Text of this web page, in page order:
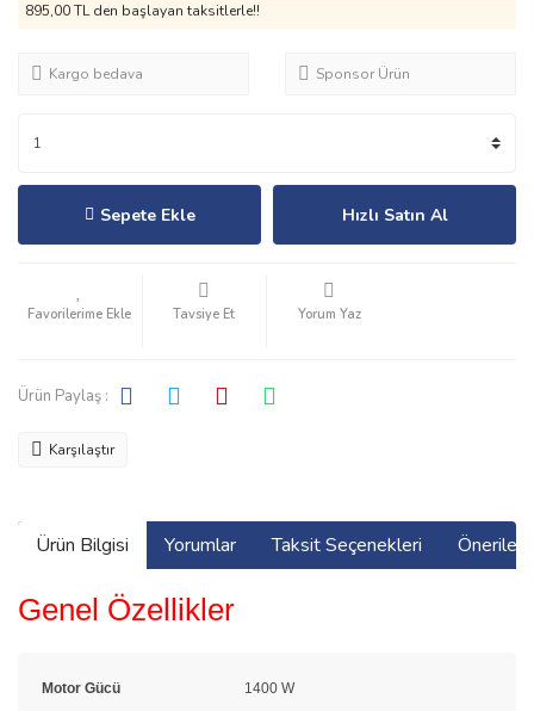
895,00 TL den başlayan taksitlerle!!
Kargo bedava Sponsor Ürün
Sepete Ekle Hızlı Satın Al
Tavsiye Et Yorum Yaz
Ürün Paylaş :
Karşılaştır
Ürün Bilgisi Yorumlar Taksit Seçenekleri
Genel Özellikler
Motor Gücü 1400 W